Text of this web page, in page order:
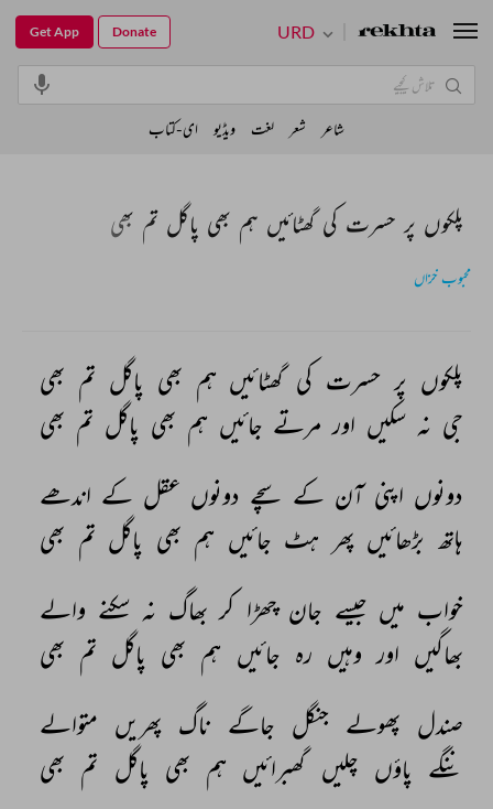
پلکوں پر حسرت کی گھٹائیں ہم بھی پاگل تم بھی
محبوب خزاں
پلکوں پر حسرت کی گھٹائیں ہم بھی پاگل تم بھی
جی نہ سکیں اور مرتے جائیں ہم بھی پاگل تم بھی
دونوں اپنی آن کے سچے دونوں عقل کے اندھے
ہاتھ بڑھائیں پھر ہٹ جائیں ہم بھی پاگل تم بھی
خواب میں جیسے جان چھڑا کر بھاگ نہ سکنے والے
بھاگیں اور وہیں رہ جائیں ہم بھی پاگل تم بھی
صندل پھولے جنگل جاگے ناگ پھریں متوالے
ننگے پاؤں چلیں گھبرائیں ہم بھی پاگل تم بھی
URD
Get App Donate
شاعر شعر لغت ویڈیو ای-کتاب